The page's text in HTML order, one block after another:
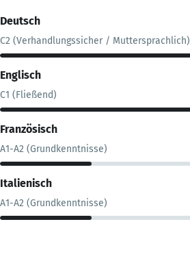
Deutsch
C2 (Verhandlungssicher / Muttersprachlich)
Englisch
C1 (Fließend)
Französisch
A1-A2 (Grundkenntnisse)
Italienisch
A1-A2 (Grundkenntnisse)